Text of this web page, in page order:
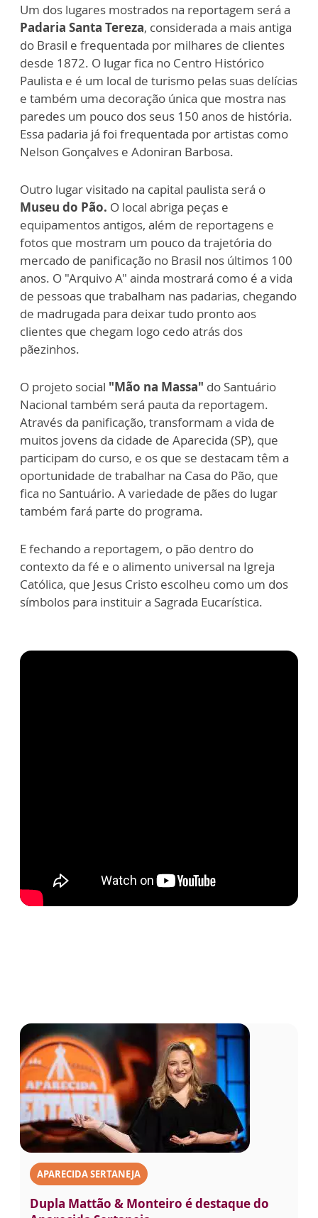
Um dos lugares mostrados na reportagem será a
Padaria Santa Tereza, considerada a mais antiga
do Brasil e frequentada por milhares de clientes
desde 1872. O lugar fica no Centro Histórico
Paulista e é um local de turismo pelas suas delícias
e também uma decoração única que mostra nas
paredes um pouco dos seus 150 anos de história.
Essa padaria já foi frequentada por artistas como
Nelson Gonçalves e Adoniran Barbosa.
Outro lugar visitado na capital paulista será o
Museu do Pão. O local abriga peças e
equipamentos antigos, além de reportagens e
fotos que mostram um pouco da trajetória do
mercado de panificação no Brasil nos últimos 100
anos. O "Arquivo A" ainda mostrará como é a vida
de pessoas que trabalham nas padarias, chegando
de madrugada para deixar tudo pronto aos
clientes que chegam logo cedo atrás dos
pãezinhos.
O projeto social "Mão na Massa" do Santuário
Nacional também será pauta da reportagem.
Através da panificação, transformam a vida de
muitos jovens da cidade de Aparecida (SP), que
participam do curso, e os que se destacam têm a
oportunidade de trabalhar na Casa do Pão, que
fica no Santuário. A variedade de pães do lugar
também fará parte do programa.
E fechando a reportagem, o pão dentro do
contexto da fé e o alimento universal na Igreja
Católica, que Jesus Cristo escolheu como um dos
símbolos para instituir a Sagrada Eucarística.
APARECIDA SERTANEJA
Dupla Mattão & Monteiro é destaque do